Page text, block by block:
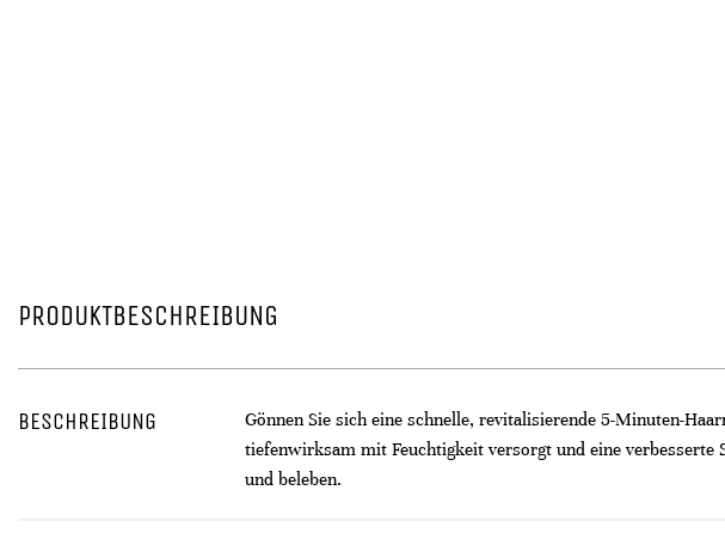
PRODUKTBESCHREIBUNG
BESCHREIBUNG
Gönnen Sie sich eine schnelle, revitalisierende 5-Minuten-
tiefenwirksam mit Feuchtigkeit versorgt und eine
und beleben.